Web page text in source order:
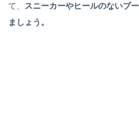
て、
スニーカーやヒールのないブ
ましょう。